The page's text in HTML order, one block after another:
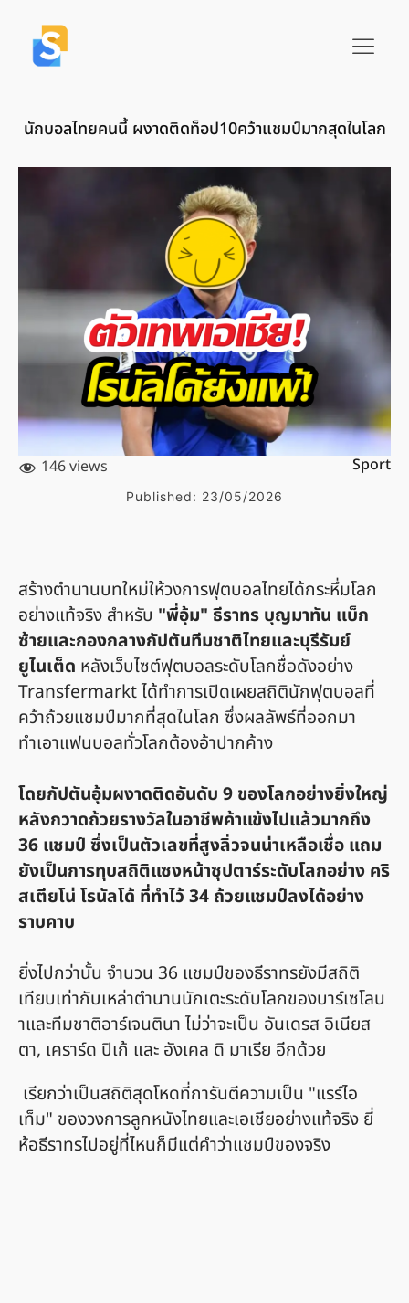
นักบอลไทยคนนี้ ผงาดติดท็อป10คว้าแชมป์มากสุดในโลก
146 views Sport
Published: 23/05/2026
สร้างตำนานบทใหม่ให้วงการฟุตบอลไทยได้กระหึ่มโลก
อย่างแท้จริง สำหรับ "พี่อุ้ม" ธีราทร บุญมาทัน แบ็ก
ซ้ายและกองกลางกัปตันทีมชาติไทยและบุรีรัมย์
ยูไนเต็ด หลังเว็บไซต์ฟุตบอลระดับโลกชื่อดังอย่าง
Transfermarkt ได้ทำการเปิดเผยสถิตินักฟุตบอลที่
คว้าถ้วยแชมป์มากที่สุดในโลก ซึ่งผลลัพธ์ที่ออกมา
ทำเอาแฟนบอลทั่วโลกต้องอ้าปากค้าง
โดยกัปตันอุ้มผงาดติดอันดับ 9 ของโลกอย่างยิ่งใหญ่
หลังกวาดถ้วยรางวัลในอาชีพค้าแข้งไปแล้วมากถึง
36 แชมป์ ซึ่งเป็นตัวเลขที่สูงลิ่วจนน่าเหลือเชื่อ แถม
ยังเป็นการทุบสถิติแซงหน้าซุปตาร์ระดับโลกอย่าง คริ
สเตียโน่ โรนัลโด้ ที่ทำไว้ 34 ถ้วยแชมป์ลงได้อย่าง
ราบคาบ
ยิ่งไปกว่านั้น จำนวน 36 แชมป์ของธีราทรยังมีสถิติ
เทียบเท่ากับเหล่าตำนานนักเตะระดับโลกของบาร์เซโลน
าและทีมชาติอาร์เจนตินา ไม่ว่าจะเป็น อันเดรส อิเนียส
ตา, เคราร์ด ปิเก้ และ อังเคล ดิ มาเรีย อีกด้วย
เรียกว่าเป็นสถิติสุดโหดที่การันตีความเป็น "แรร์ไอ
เท็ม" ของวงการลูกหนังไทยและเอเชียอย่างแท้จริง ยี่
ห้อธีราทรไปอยู่ที่ไหนก็มีแต่คำว่าแชมป์ของจริง